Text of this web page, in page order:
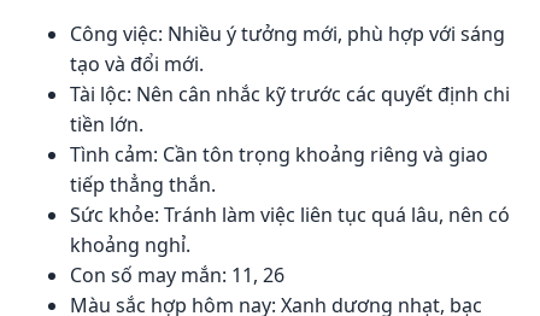
Công việc: Nhiều ý tưởng mới, phù hợp với sáng
tạo và đổi mới.
Tài lộc: Nên cân nhắc kỹ trước các quyết định chi
tiền lớn.
Tình cảm: Cần tôn trọng khoảng riêng và giao
tiếp thẳng thắn.
Sức khỏe: Tránh làm việc liên tục quá lâu, nên có
khoảng nghỉ.
Con số may mắn: 11, 26
Màu sắc hợp hôm nay: Xanh dương nhạt, bạc